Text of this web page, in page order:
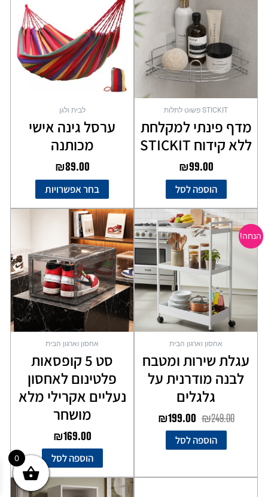
STICKIT פשוט לתלות
מדף פינתי למקלחת
ללא קידוח STICKIT
₪99.00
הוספה לסל
לבית ולגן
ערסל גינה אישי
מכותנה
₪89.00
בחר אפשרויות
יש
מספר
סוגים.
ניתן
לבחור
את
הנחה!
אחסון וארגון הבית
עגלת שירות ומטבח
לבנה מודרנית על
גלגלים
₪249.00
המחיר
המקורי
היה:
₪249.00.
₪199.00
המחיר
הנוכחי
הוא:
₪199.00.
הוספה לסל
אחסון וארגון הבית
סט 5 קופסאות
פלטינום לאחסון
נעליים אקרילי מלא
מושחר
₪169.00
הוספה לסל 0